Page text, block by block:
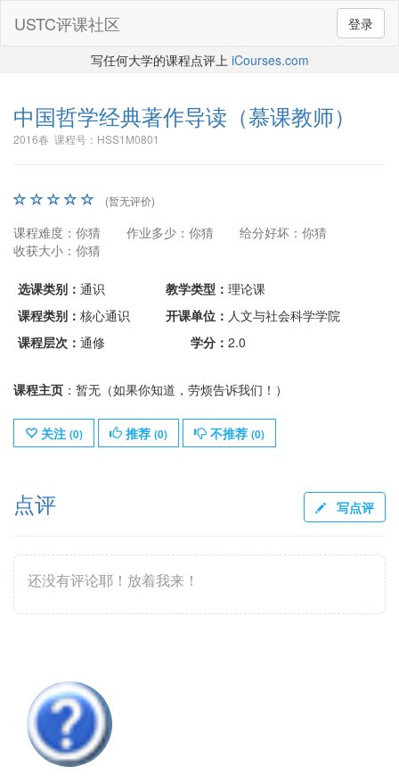
登录
USTC评课社区
写任何大学的课程点评上 iCourses.com
中国哲学经典著作导读 （慕课教师）
2016春 课程号：HSS1M0801
(暂无评价)
课程难度：你猜 作业多少：你猜
给分好坏：你猜
收获大小：你猜
选课类别： 通识 教学类型： 理论课
课程类别： 核心通识 开课单位： 人文与社会科学学院
课程层次： 通修 学分： 2.0
课程主页 ：暂无（如果你知道，劳烦告诉我们！）
关注 (0) 推荐 (0) 不推荐 (0)
点评 写点评
还没有评论耶！放着我来！